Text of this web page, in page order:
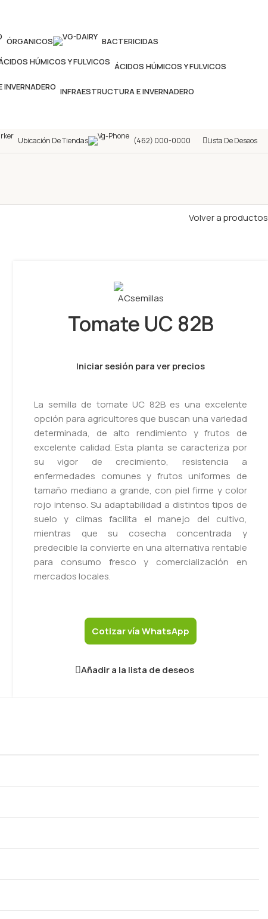
ÓRGANICOS BACTERICIDAS
ÁCIDOS HÚMICOS Y FULVICOS
INFRAESTRUCTURA E INVERNADERO
Ubicación De Tiendas (462) 000-0000 Lista De Deseos
Volver a productos
Tomate UC 82B
Iniciar sesión para ver precios
La semilla de tomate UC 82B es una excelente
opción para agricultores que buscan una variedad
determinada, de alto rendimiento y frutos de
excelente calidad. Esta planta se caracteriza por
su vigor de crecimiento, resistencia a
enfermedades comunes y frutos uniformes de
tamaño mediano a grande, con piel firme y color
rojo intenso. Su adaptabilidad a distintos tipos de
suelo y climas facilita el manejo del cultivo,
mientras que su cosecha concentrada y
predecible la convierte en una alternativa rentable
para consumo fresco y comercialización en
mercados locales.
Cotizar vía WhatsApp
Añadir a la lista de deseos